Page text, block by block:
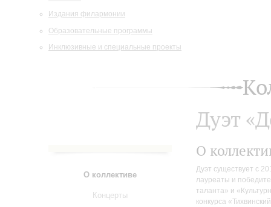
Издания филармонии
Образовательные программы
Инклюзивные и специальные проекты
О коллективе
Концерты
Дуэт
О
Дуэт существует с
лауреаты и
таланта» и
конкурса